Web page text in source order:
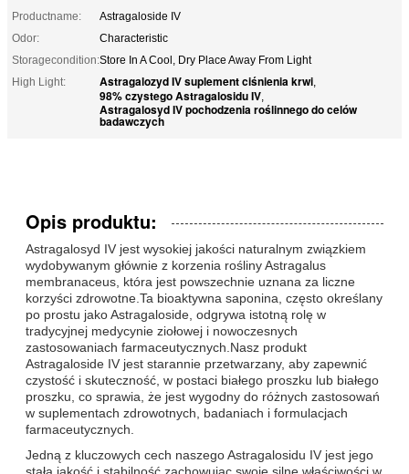
Productname:
Astragaloside IV
Odor:
Characteristic
Storagecondition:Store In A Cool, Dry Place Away From Light
High Light:
Astragalozyd IV suplement ciśnienia krwi,
98% czystego Astragalosidu IV,
Astragalosyd IV pochodzenia roślinnego do celów
badawczych
Opis produktu:
Astragalosyd IV jest wysokiej jakości naturalnym związkiem
wydobywanym głównie z korzenia rośliny Astragalus
membranaceus, która jest powszechnie uznana za liczne
korzyści zdrowotne.Ta bioaktywna saponina, często określany
po prostu jako Astragaloside, odgrywa istotną rolę w
tradycyjnej medycynie ziołowej i nowoczesnych
zastosowaniach farmaceutycznych.Nasz produkt
Astragaloside IV jest starannie przetwarzany, aby zapewnić
czystość i skuteczność, w postaci białego proszku lub białego
proszku, co sprawia, że jest wygodny do różnych zastosowań
w suplementach zdrowotnych, badaniach i formulacjach
farmaceutycznych.
Jedną z kluczowych cech naszego Astragalosidu IV jest jego